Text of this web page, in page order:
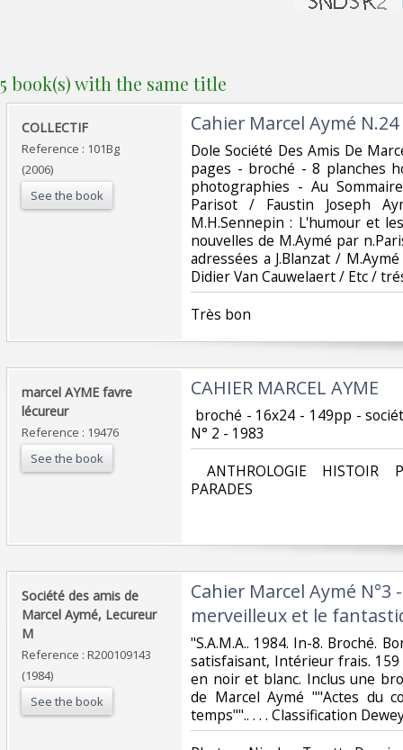
5 book(s) with the same title
‎COLLECTIF‎
Reference : 101Bg
(2006)
See the book
‎Cahier Marcel Aymé N.24‎
‎Dole Société Des Amis De
pages - broché - 8 planches
photographies - Au
Parisot / Faustin Joseph
M.H.Sennepin : L'humour et
nouvelles de M.Aymé par
adressées a J.Blanzat /
Didier Van Cauwelaert / Etc /
‎Très bon ‎
‎marcel AYME favre
lécureur‎
Reference : 19476
See the book
‎CAHIER MARCEL AYME‎
broché - 16x24 - 149pp -
N° 2 - 1983‎
ANTHROLOGIE HISTOIR
PARADES‎
‎Société des amis de
Marcel Aymé, Lecureur
M‎
Reference : R200109143
(1984)
See the book
‎Cahier Marcel Aymé N°3
merveilleux et le
‎"S.A.M.A.. 1984. In-8. Broché.
satisfaisant, Intérieur frais.
en noir et blanc. Inclus une
de Marcel Aymé ""Actes du
temps"".. . . . Classification